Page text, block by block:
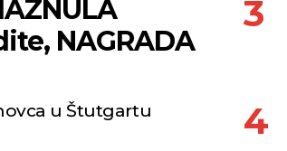
NAGRADA
u Štutgartu